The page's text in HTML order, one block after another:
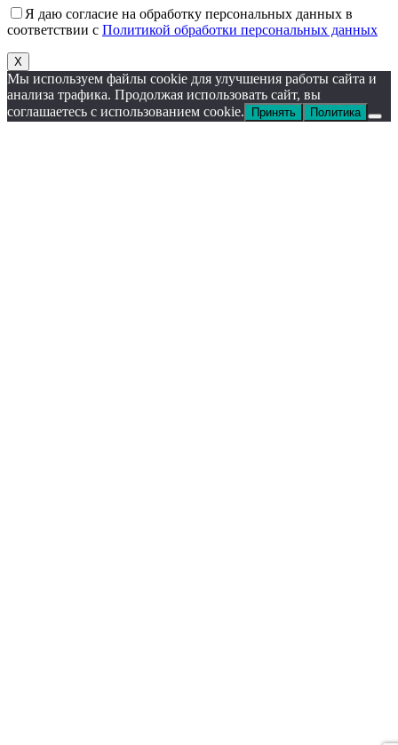
Я даю согласие на обработку персональных данных в
соответствии с Политикой обработки персональных данных
X
Мы используем файлы cookie для улучшения работы сайта и
анализа трафика. Продолжая использовать сайт, вы
соглашаетесь с использованием cookie.
Принять Политика